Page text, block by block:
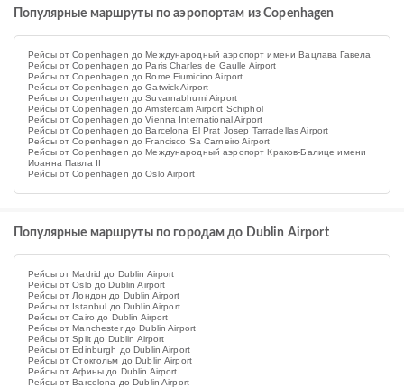
Популярные маршруты по аэропортам из Copenhagen
Рейсы от Copenhagen до Международный аэропорт имени Вацлава Гавела
Рейсы от Copenhagen до Paris Charles de Gaulle Airport
Рейсы от Copenhagen до Rome Fiumicino Airport
Рейсы от Copenhagen до Gatwick Airport
Рейсы от Copenhagen до Suvarnabhumi Airport
Рейсы от Copenhagen до Amsterdam Airport Schiphol
Рейсы от Copenhagen до Vienna International Airport
Рейсы от Copenhagen до Barcelona El Prat Josep Tarradellas Airport
Рейсы от Copenhagen до Francisco Sa Carneiro Airport
Рейсы от Copenhagen до Международный аэропорт Краков-Балице имени
Иоанна Павла II
Рейсы от Copenhagen до Oslo Airport
Популярные маршруты по городам до Dublin Airport
Рейсы от Madrid до Dublin Airport
Рейсы от Oslo до Dublin Airport
Рейсы от Лондон до Dublin Airport
Рейсы от Istanbul до Dublin Airport
Рейсы от Cairo до Dublin Airport
Рейсы от Manchester до Dublin Airport
Рейсы от Split до Dublin Airport
Рейсы от Edinburgh до Dublin Airport
Рейсы от Стокгольм до Dublin Airport
Рейсы от Афины до Dublin Airport
Рейсы от Barcelona до Dublin Airport